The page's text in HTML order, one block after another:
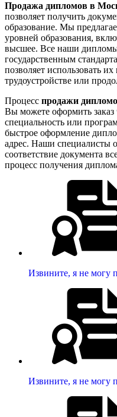
Продажа дипломов в
позволяет получить
образование. Мы
уровней образования,
высшее. Все наши
государственным
позволяет использовать
трудоустройстве или
Процесс продажи
Вы можете оформить
специальность или
быстрое оформление
адрес. Наши специалисты
соответствие документа
процесс получения
Извините, я не могу
Извините, я не могу